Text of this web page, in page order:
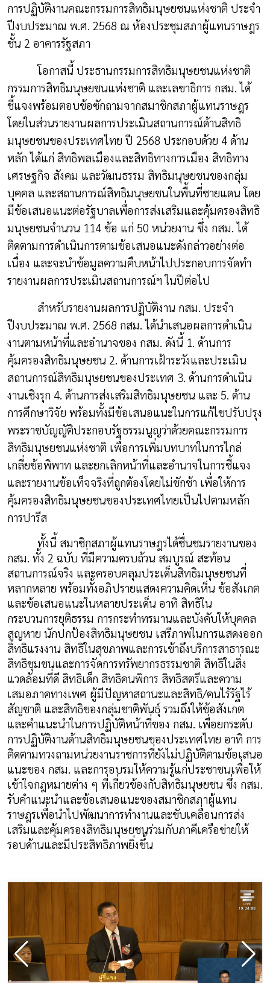
การปฏิบัติงานคณะกรรมการสิทธิมนุษยชนแห่งชาติ ประจำ
ปีงบประมาณ พ.ศ. 2568 ณ ห้องประชุมสภาผู้แทนราษฎร
ชั้น 2 อาคารรัฐสภา
โอกาสนี้ ประธานกรรมการสิทธิมนุษยชนแห่งชาติ
กรรมการสิทธิมนุษยชนแห่งชาติ และเลขาธิการ กสม. ได้
ชี้แจงพร้อมตอบข้อซักถามจากสมาชิกสภาผู้แทนราษฎร
โดยในส่วนรายงานผลการประเมินสถานการณ์ด้านสิทธิ
มนุษยชนของประเทศไทย ปี 2568 ประกอบด้วย 4 ด้าน
หลัก ได้แก่ สิทธิพลเมืองและสิทธิทางการเมือง สิทธิทาง
เศรษฐกิจ สังคม และวัฒนธรรม สิทธิมนุษยชนของกลุ่ม
บุคคล และสถานการณ์สิทธิมนุษยชนในพื้นที่ชายแดน โดย
มีข้อเสนอแนะต่อรัฐบาลเพื่อการส่งเสริมและคุ้มครองสิทธิ
มนุษยชนจำนวน 114 ข้อ แก่ 50 หน่วยงาน ซึ่ง กสม. ได้
ติดตามการดำเนินการตามข้อเสนอแนะดังกล่าวอย่างต่อ
เนื่อง และจะนำข้อมูลความคืบหน้าไปประกอบการจัดทำ
รายงานผลการประเมินสถานการณ์ฯ ในปีต่อไป
สำหรับรายงานผลการปฏิบัติงาน กสม. ประจำ
ปีงบประมาณ พ.ศ. 2568 กสม. ได้นำเสนอผลการดำเนิน
งานตามหน้าที่และอำนาจของ กสม. ดังนี้ 1. ด้านการ
คุ้มครองสิทธิมนุษยชน 2. ด้านการเฝ้าระวังและประเมิน
สถานการณ์สิทธิมนุษยชนของประเทศ 3. ด้านการดำเนิน
งานเชิงรุก 4. ด้านการส่งเสริมสิทธิมนุษยชน และ 5. ด้าน
การศึกษาวิจัย พร้อมทั้งมีข้อเสนอแนะในการแก้ไขปรับปรุง
พระราชบัญญัติประกอบรัฐธรรมนูญว่าด้วยคณะกรรมการ
สิทธิมนุษยชนแห่งชาติ เพื่อการเพิ่มบทบาทในการไกล่
เกลี่ยข้อพิพาท และยกเลิกหน้าที่และอำนาจในการชี้แจง
และรายงานข้อเท็จจริงที่ถูกต้องโดยไม่ชักช้า เพื่อให้การ
คุ้มครองสิทธิมนุษยชนของประเทศไทยเป็นไปตามหลัก
การปารีส
ทั้งนี้ สมาชิกสภาผู้แทนราษฎรได้ชื่นชมรายงานของ
กสม. ทั้ง 2 ฉบับ ที่มีความครบถ้วน สมบูรณ์ สะท้อน
สถานการณ์จริง และครอบคลุมประเด็นสิทธิมนุษยชนที่
หลากหลาย พร้อมทั้งอภิปรายแสดงความคิดเห็น ข้อสังเกต
และข้อเสนอแนะในหลายประเด็น อาทิ สิทธิใน
กระบวนการยุติธรรม การกระทำทรมานและบังคับให้บุคคล
สูญหาย นักปกป้องสิทธิมนุษยชน เสรีภาพในการแสดงออก
สิทธิแรงงาน สิทธิในสุขภาพและการเข้าถึงบริการสาธารณะ
สิทธิชุมชนและการจัดการทรัพยากรธรรมชาติ สิทธิในสิ่ง
แวดล้อมที่ดี สิทธิเด็ก สิทธิคนพิการ สิทธิสตรีและความ
เสมอภาคทางเพศ ผู้มีปัญหาสถานะและสิทธิ/คนไร้รัฐไร้
สัญชาติ และสิทธิของกลุ่มชาติพันธุ์ รวมถึงให้ข้อสังเกต
และคำแนะนำในการปฏิบัติหน้าที่ของ กสม. เพื่อยกระดับ
การปฏิบัติงานด้านสิทธิมนุษยชนของประเทศไทย อาทิ การ
ติดตามทวงถามหน่วยงานราชการที่ยังไม่ปฏิบัติตามข้อเสนอ
แนะของ กสม. และการอบรมให้ความรู้แก่ประชาชนเพื่อให้
เข้าใจกฎหมายต่าง ๆ ที่เกี่ยวข้องกับสิทธิมนุษยชน ซึ่ง กสม.
รับคำแนะนำและข้อเสนอแนะของสมาชิกสภาผู้แทน
ราษฎรเพื่อนำไปพัฒนาการทำงานและขับเคลื่อนการส่ง
เสริมและคุ้มครองสิทธิมนุษยชนร่วมกับภาคีเครือข่ายให้
รอบด้านและมีประสิทธิภาพยิ่งขึ้น